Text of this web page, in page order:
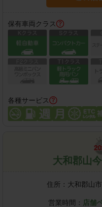
保有車両クラス
各種サービス
大和郡山
住所： 大和郡山
営業時間： 店舗